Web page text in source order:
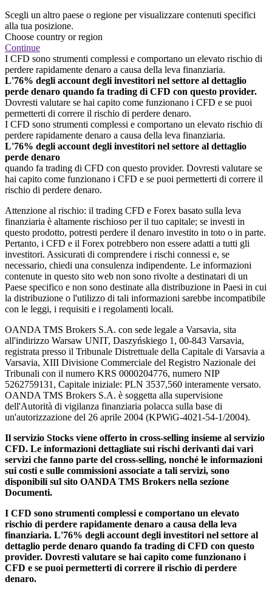
Scegli un altro paese o regione per visualizzare contenuti specifici
alla tua posizione.
Choose country or region
Continue
I CFD sono strumenti complessi e comportano un elevato rischio di
perdere rapidamente denaro a causa della leva finanziaria.
L'76% degli account degli investitori nel settore al dettaglio
perde denaro quando fa trading di CFD con questo provider.
Dovresti valutare se hai capito come funzionano i CFD e se puoi
permetterti di correre il rischio di perdere denaro.
I CFD sono strumenti complessi e comportano un elevato rischio di
perdere rapidamente denaro a causa della leva finanziaria.
L'76% degli account degli investitori nel settore al dettaglio
perde denaro
quando fa trading di CFD con questo provider. Dovresti valutare se
hai capito come funzionano i CFD e se puoi permetterti di correre il
rischio di perdere denaro.
Attenzione al rischio: il trading CFD e Forex basato sulla leva
finanziaria è altamente rischioso per il tuo capitale; se investi in
questo prodotto, potresti perdere il denaro investito in toto o in parte.
Pertanto, i CFD e il Forex potrebbero non essere adatti a tutti gli
investitori. Assicurati di comprendere i rischi connessi e, se
necessario, chiedi una consulenza indipendente. Le informazioni
contenute in questo sito web non sono rivolte a destinatari di un
Paese specifico e non sono destinate alla distribuzione in Paesi in cui
la distribuzione o l'utilizzo di tali informazioni sarebbe incompatibile
con le leggi, i requisiti e i regolamenti locali.
OANDA TMS Brokers S.A. con sede legale a Varsavia, sita
all'indirizzo Warsaw UNIT, Daszyńskiego 1, 00-843 Varsavia,
registrata presso il Tribunale Distrettuale della Capitale di Varsavia a
Varsavia, XIII Divisione Commerciale del Registro Nazionale dei
Tribunali con il numero KRS 0000204776, numero NIP
5262759131, Capitale iniziale: PLN 3537,560 interamente versato.
OANDA TMS Brokers S.A. è soggetta alla supervisione
dell'Autorità di vigilanza finanziaria polacca sulla base di
un'autorizzazione del 26 aprile 2004 (KPWiG-4021-54-1/2004).
Il servizio Stocks viene offerto in cross-selling insieme al servizio
CFD. Le informazioni dettagliate sui rischi derivanti dai vari
servizi che fanno parte del cross-selling, nonché le informazioni
sui costi e sulle commissioni associate a tali servizi, sono
disponibili sul sito OANDA TMS Brokers nella sezione
Documenti.
I CFD sono strumenti complessi e comportano un elevato
rischio di perdere rapidamente denaro a causa della leva
finanziaria. L'76% degli account degli investitori nel settore al
dettaglio perde denaro quando fa trading di CFD con questo
provider. Dovresti valutare se hai capito come funzionano i
CFD e se puoi permetterti di correre il rischio di perdere
denaro.